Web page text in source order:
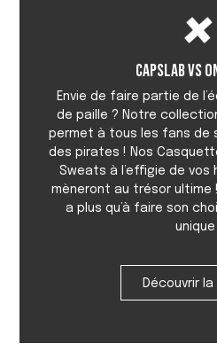
Capslab vs
Envie de faire partie de
de paille ? Notre
permet à tous les fans de
des pirates ! Nos
Sweats à l’effigie de vos
mèneront au trésor ultime !
a plus qu’à faire son
unique
Découvrir